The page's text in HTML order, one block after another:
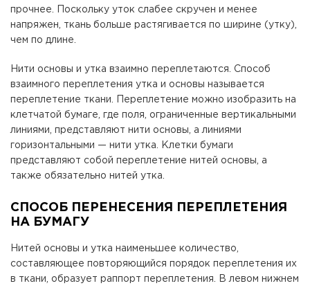
прочнее. Поскольку уток слабее скручен и менее
напряжен, ткань больше растягивается по ширине (утку),
чем по длине.
Нити основы и утка взаимно переплетаются. Способ
взаимного переплетения утка и основы называется
переплетение ткани. Переплетение можно изобразить на
клетчатой бумаге, где поля, ограниченные вертикальными
линиями, представляют нити основы, а линиями
горизонтальными — нити утка. Клетки бумаги
представляют собой переплетение нитей основы, а
также обязательно нитей утка.
СПОСОБ ПЕРЕНЕСЕНИЯ ПЕРЕПЛЕТЕНИЯ
НА БУМАГУ
Нитей основы и утка наименьшее количество,
составляющее повторяющийся порядок переплетения их
в ткани, образует раппорт переплетения. В левом нижнем